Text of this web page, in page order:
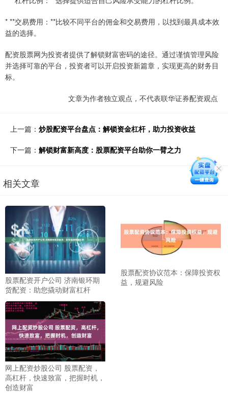
* **交易费用：**比较不同平台的佣金和交易费用，以找到最具成本效
益的选择。
配资股票网为投资者提供了解锁财富密码的途径。通过谨慎管理风险
并选择可靠的平台，投资者可以开启投资新篇章，实现更高的财务目
标。
文章为作者独立观点，不代表联华证券配资观点
上一篇： 炒股配资平台盘点：解锁资金杠杆，助力投资收益
下一篇： 解锁财富新高度：股票配资平台助你一臂之力
相关文章
股票配资开户公司 济南银环期
货配资：助您撬动财富杠杆
股票配资协议范本：保障投资权
益，规避风险
网上配资炒股公司 股票配资，
高杠杆，快速致富，把握时机，
创造财富